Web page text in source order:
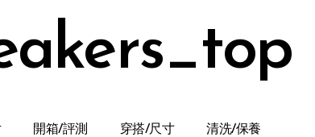
開箱/評測 穿搭/尺寸 清洗/保養